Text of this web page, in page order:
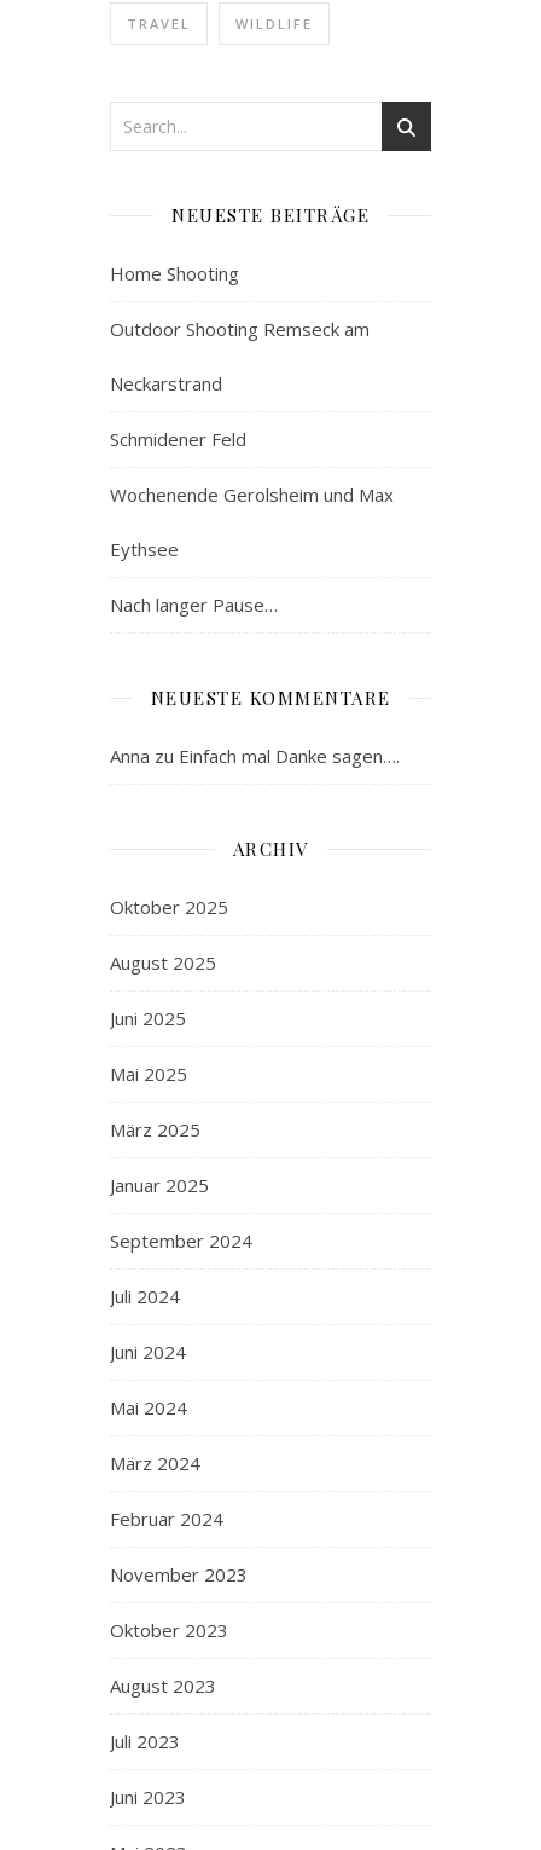
TRAVEL WILDLIFE
NEUESTE BEITRÄGE
Home Shooting
Outdoor Shooting Remseck am
Neckarstrand
Schmidener Feld
Wochenende Gerolsheim und Max
Eythsee
Nach langer Pause…
NEUESTE KOMMENTARE
Anna zu Einfach mal Danke sagen….
ARCHIV
Oktober 2025
August 2025
Juni 2025
Mai 2025
März 2025
Januar 2025
September 2024
Juli 2024
Juni 2024
Mai 2024
März 2024
Februar 2024
November 2023
Oktober 2023
August 2023
Juli 2023
Juni 2023